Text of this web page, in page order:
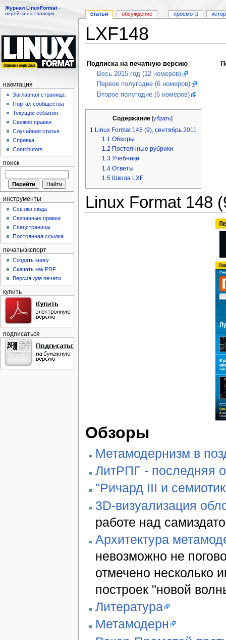
Журнал LinuxFormat-
перейти на главную
LXF148
Подписка на печатную версию
Весь 2015 год (12 номеров)
Первое полугодие (6 номеров)
Второе полугодие (6 номеров)
Содержание[убрать]
1 Linux Format 148 (9), сентябрь 2011
1.1 Обзоры
1.2 Постоянные рубрики
1.3 Учебники
1.4 Ответы
1.5 Школа LXF
Linux Format 148
Обзоры
Метамодернизм в
ЛитРПГ - последняя
"Ричард III и
3D-визуализация
работе над
Архитектура
невозможно не
отмечено несколько
построек "новой
Литература
Метамодерн
статья обсуждение просмотр
навигация
Заглавная страница
Портал сообщества
Текущие события
Свежие правки
Случайная статья
Справка
Contributors
поиск
инструменты
Ссылки сюда
Связанные правки
Спецстраницы
Постоянная ссылка
печать/экспорт
Создать книгу
Скачать как PDF
Версия для печати
купить
подписаться